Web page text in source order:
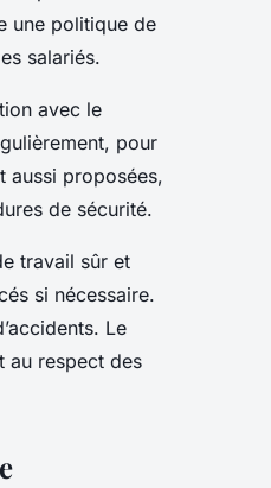
une politique de
salariés.
avec le
pour
aussi proposées,
de sécurité.
travail sûr et
si nécessaire.
Le
au respect des